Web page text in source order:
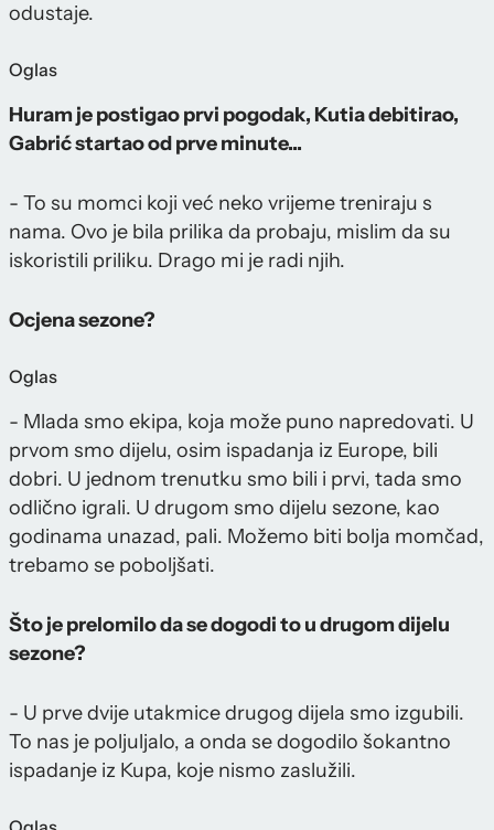
odustaje.
Oglas
Huram je postigao prvi pogodak, Kutia debitirao,
Gabrić startao od prve minute...
- To su momci koji već neko vrijeme treniraju s
nama. Ovo je bila prilika da probaju, mislim da su
iskoristili priliku. Drago mi je radi njih.
Ocjena sezone?
Oglas
- Mlada smo ekipa, koja može puno napredovati. U
prvom smo dijelu, osim ispadanja iz Europe, bili
dobri. U jednom trenutku smo bili i prvi, tada smo
odlično igrali. U drugom smo dijelu sezone, kao
godinama unazad, pali. Možemo biti bolja momčad,
trebamo se poboljšati.
Što je prelomilo da se dogodi to u drugom dijelu
sezone?
- U prve dvije utakmice drugog dijela smo izgubili.
To nas je poljuljalo, a onda se dogodilo šokantno
ispadanje iz Kupa, koje nismo zaslužili.